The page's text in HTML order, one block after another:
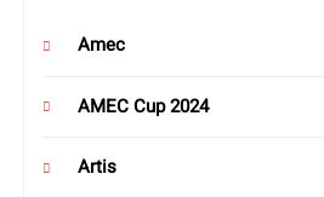
Amec
AMEC Cup 2024
Artis